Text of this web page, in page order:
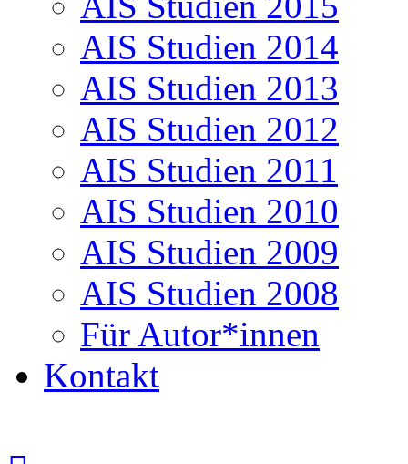
AIS Studien 2014
AIS Studien 2013
AIS Studien 2012
AIS Studien 2011
AIS Studien 2010
AIS Studien 2009
AIS Studien 2008
Für Autor*innen
Kontakt